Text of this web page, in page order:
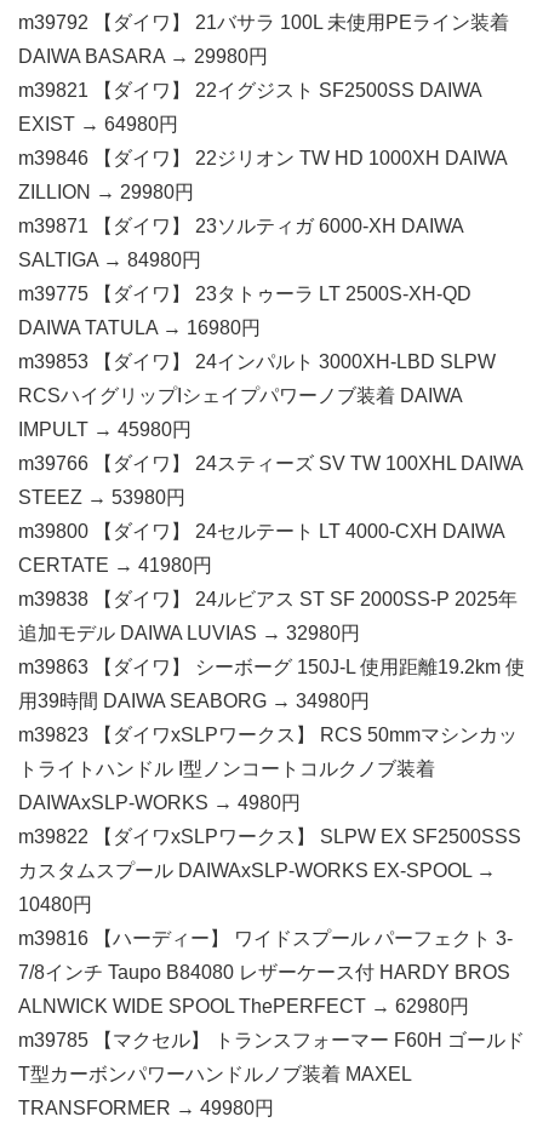
m39792 【ダイワ】 21バサラ 100L 未使用PEライン装着
DAIWA BASARA → 29980円
m39821 【ダイワ】 22イグジスト SF2500SS DAIWA
EXIST → 64980円
m39846 【ダイワ】 22ジリオン TW HD 1000XH DAIWA
ZILLION → 29980円
m39871 【ダイワ】 23ソルティガ 6000-XH DAIWA
SALTIGA → 84980円
m39775 【ダイワ】 23タトゥーラ LT 2500S-XH-QD
DAIWA TATULA → 16980円
m39853 【ダイワ】 24インパルト 3000XH-LBD SLPW
RCSハイグリップIシェイプパワーノブ装着 DAIWA
IMPULT → 45980円
m39766 【ダイワ】 24スティーズ SV TW 100XHL DAIWA
STEEZ → 53980円
m39800 【ダイワ】 24セルテート LT 4000-CXH DAIWA
CERTATE → 41980円
m39838 【ダイワ】 24ルビアス ST SF 2000SS-P 2025年
追加モデル DAIWA LUVIAS → 32980円
m39863 【ダイワ】 シーボーグ 150J-L 使用距離19.2km 使
用39時間 DAIWA SEABORG → 34980円
m39823 【ダイワxSLPワークス】 RCS 50mmマシンカッ
トライトハンドル I型ノンコートコルクノブ装着
DAIWAxSLP-WORKS → 4980円
m39822 【ダイワxSLPワークス】 SLPW EX SF2500SSS
カスタムスプール DAIWAxSLP-WORKS EX-SPOOL →
10480円
m39816 【ハーディー】 ワイドスプール パーフェクト 3-
7/8インチ Taupo B84080 レザーケース付 HARDY BROS
ALNWICK WIDE SPOOL ThePERFECT → 62980円
m39785 【マクセル】 トランスフォーマー F60H ゴールド
T型カーボンパワーハンドルノブ装着 MAXEL
TRANSFORMER → 49980円